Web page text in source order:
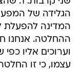
המדינה להפעלת
ההחלטה. אנחנו
וערוכים אליו
עצמו, כי זו